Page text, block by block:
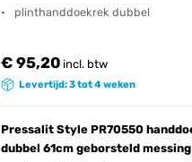
plinthanddoekrek dubbel
€ 95,20 incl. btw
Levertijd: 3 tot 4 weken
Pressalit Style PR70550
dubbel 61cm geborsteld messing